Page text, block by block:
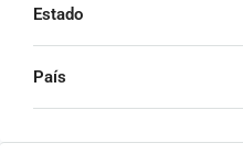
Estado
País